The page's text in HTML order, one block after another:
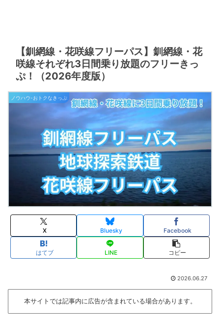
【釧網線・花咲線フリーパス】釧網線・花
咲線それぞれ3日間乗り放題のフリーきっ
ぷ！（2026年度版）
ノウハウ-おトクなきっぷ
X Bluesky Facebook
はてブ LINE コピー
2026.06.27
本サイトでは記事内に広告が含まれている場合があります。